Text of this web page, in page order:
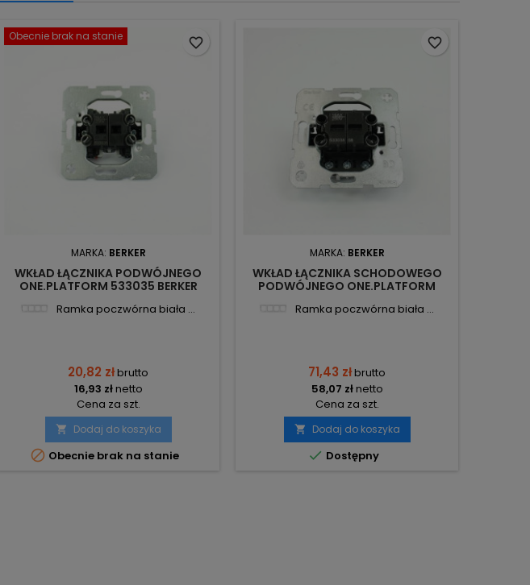
Obecnie brak na stanie
MARKA: BERKER
WKŁAD ŁĄCZNIKA PODWÓJNEGO
ONE.PLATFORM 533035 BERKER
Ramka poczwórna biała ...
20,82 złbrutto
16,93 złnetto
Cena za szt.
 Dodaj do koszyka
 Obecnie brak na stanie
favorite_border
MARKA: BERKER
WKŁAD ŁĄCZNIKA SCHODOWEGO
PODWÓJNEGO ONE.PLATFORM
Ramka poczwórna biała ...
71,43 złbrutto
58,07 złnetto
Cena za szt.
 Dodaj do koszyka
 Dostępny
favorite_border